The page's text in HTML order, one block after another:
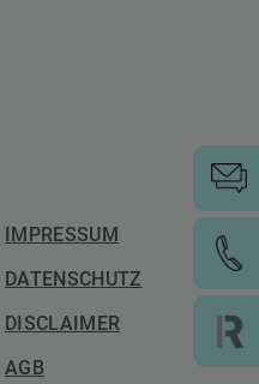
IMPRESSUM
DATENSCHUTZ
DISCLAIMER
AGB